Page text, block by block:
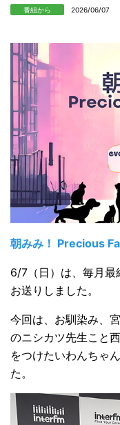
番組から 2026/06/07
朝みみ！ Precious
6/7（日）は、毎月最
お送りしました。
今回は、お馴染み、
のニシカツ先生こと
をつけたいわんちゃ
た。